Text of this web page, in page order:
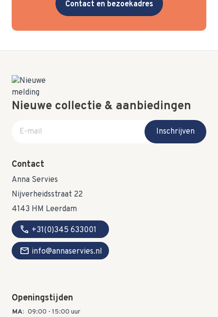
Contact en bezoekadres
Nieuwe collectie & aanbiedingen
E-mail adres
Inschrijven
Contact
Anna Servies
Nijverheidsstraat 22
4143 HM Leerdam
call +31(0)345 633001
mail info@annaservies.nl
Openingstijden
MA: 09:00 - 15:00 uur